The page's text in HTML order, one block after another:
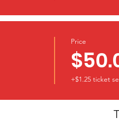
Price
+$1.25 ticket